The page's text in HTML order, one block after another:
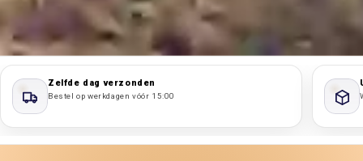
Zelfde dag verzonden
Bestel op werkdagen vóór 15:00